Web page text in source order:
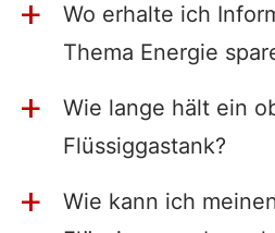
a
Wo erhalte ich
Thema Energie
a
Wie lange hält ein
Flüssiggastank?
a
Wie kann ich